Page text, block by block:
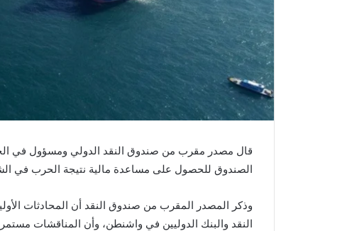
قال مصدر مقرب من صندوق النقد الدولي ومسؤول في
الصندوق للحصول على مساعدة مالية نتيجة الحرب في
وذكر المصدر المقرب من صندوق النقد أن المحادثات
النقد والبنك الدوليين في واشنطن، وأن المناقشات